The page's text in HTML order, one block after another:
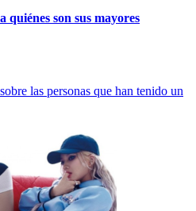
son sus mayores
las personas que han tenido un